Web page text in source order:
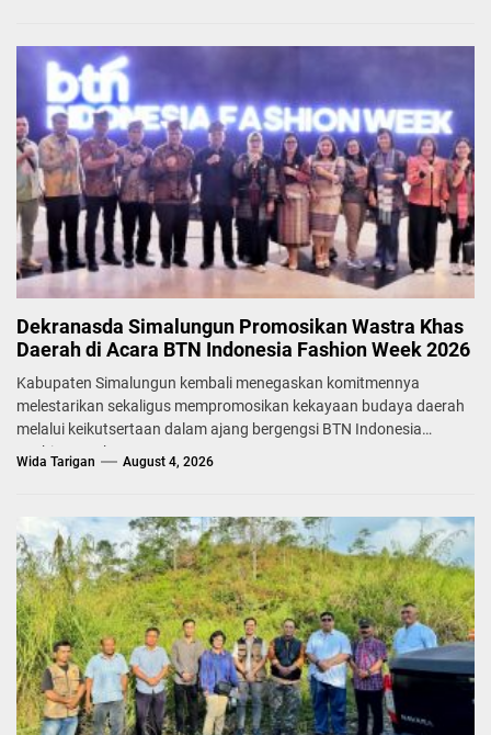
Dekranasda Simalungun Promosikan Wastra Khas
Daerah di Acara BTN Indonesia Fashion Week 2026
Kabupaten Simalungun kembali menegaskan komitmennya
melestarikan sekaligus mempromosikan kekayaan budaya daerah
melalui keikutsertaan dalam ajang bergengsi BTN Indonesia
Fashion Week...
Wida Tarigan August 4, 2026